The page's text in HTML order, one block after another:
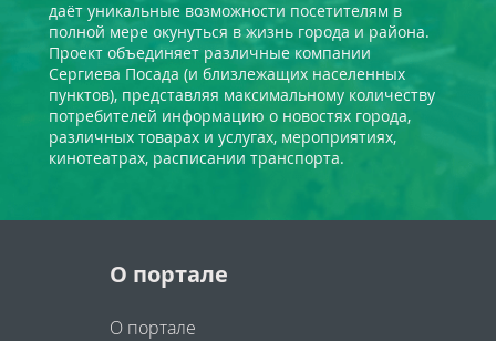
даёт уникальные возможности посетителям в
полной мере окунуться в жизнь города и района.
Проект объединяет различные компании
Сергиева Посада (и близлежащих населенных
пунктов), представляя максимальному количеству
потребителей информацию о новостях города,
различных товарах и услугах, мероприятиях,
кинотеатрах, расписании транспорта.
О портале
О портале